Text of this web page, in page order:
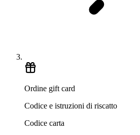
Ordine gift card
Codice e istruzioni di riscatto
Codice carta